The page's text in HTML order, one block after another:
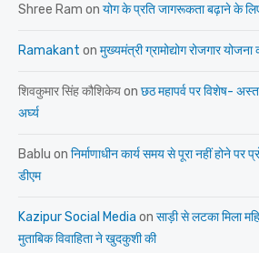
Shree Ram on योग के प्रति जागरूकता बढ़ाने के
Ramakant on मुख्यमंत्री ग्रामोद्योग रोजगार योजना
शिवकुमार सिंह कौशिकेयon छठ महापर्व पर विशेष-
अर्घ्य
Bablu on निर्माणाधीन कार्य समय से पूरा नहीं होने पर
डीएम
Kazipur Social Media on साड़ी से लटका मिला
मुताबिक विवाहिता ने खुदकुशी की